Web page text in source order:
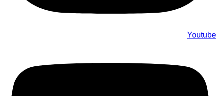
Youtube